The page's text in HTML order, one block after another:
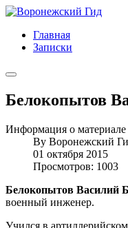
Главная
Записки
Белокопытов
Информация о материале
By Воронежский
01 октября 2015
Просмотров: 1003
Белокопытов Василий
военный инженер.
Учился в